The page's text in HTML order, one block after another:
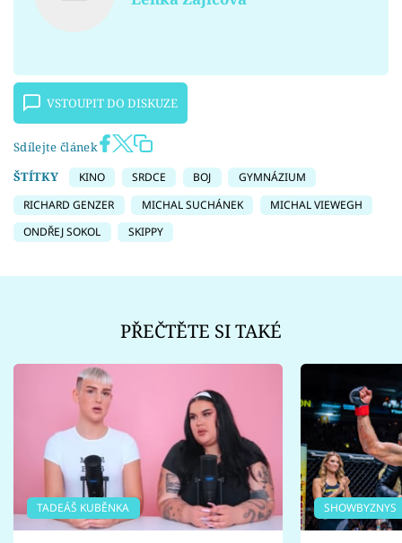
VSTOUPIT DO DISKUZE
Sdílejte článek
ŠTÍTKY
KINO SRDCE BOJ
GYMNÁZIUM
RICHARD GENZER
MICHAL SUCHÁNEK
MICHAL VIEWEGH
ONDŘEJ SOKOL
SKIPPY
PŘEČTĚTE SI TAKÉ
TADEÁŠ KUBĚNKA SHOWBYZNYS